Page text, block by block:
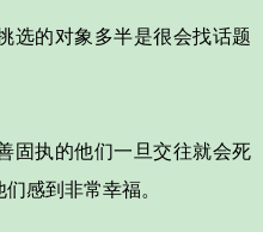
的对象多半是很会找话题
执的他们一旦交往就会死
感到非常幸福。